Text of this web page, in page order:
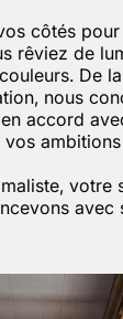
côtés
rêviez de
De
nous
accord
votre
avec